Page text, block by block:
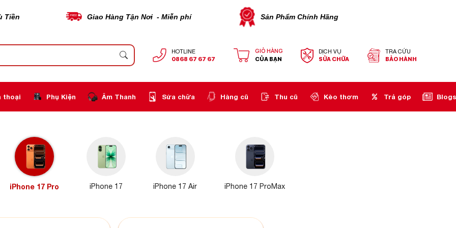
Tiền Giao Hàng Tận Nơi - Miễn phí Sản Phẩm Chính Hãng
HOTLINE
0868 67 67 67
GIỎ HÀNG
CỦA BẠN
DỊCH VỤ
SỬA CHỮA
TRA CỨU
BẢO HÀNH
thoại Phụ Kiện Âm Thanh Sửa chữa Hàng cũ Thu cũ Kèo thơm Trả góp Blogs
iPhone 17 Pro iPhone 17 iPhone 17 Air iPhone 17 ProMax